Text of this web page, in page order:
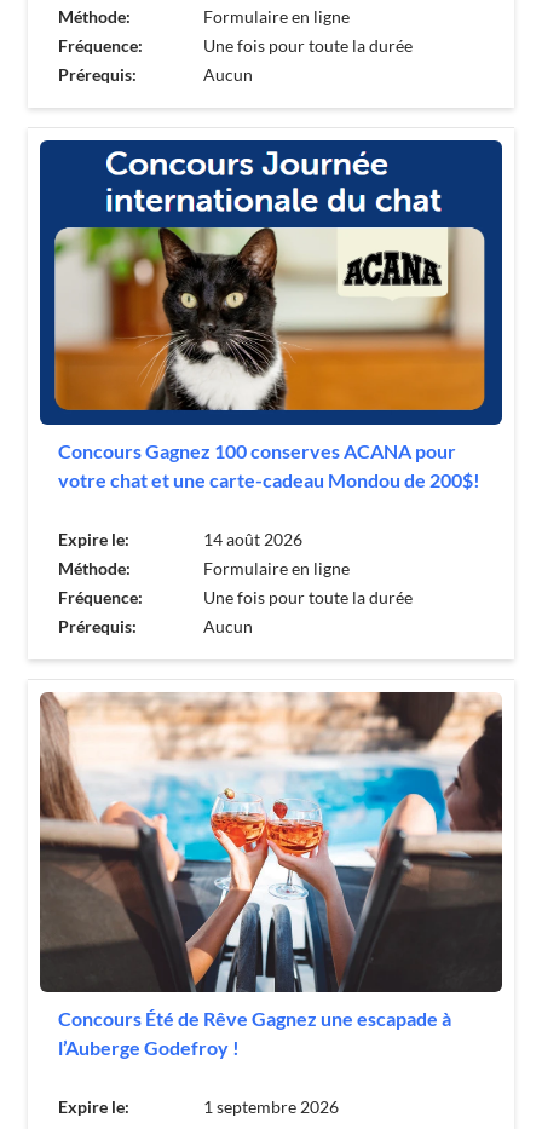
Méthode:
Formulaire en ligne
Fréquence:
Une fois pour toute la durée
Prérequis:
Aucun
Concours Gagnez 100 conserves ACANA pour
votre chat et une carte-cadeau Mondou de 200$!
Expire le:
14 août 2026
Méthode:
Formulaire en ligne
Fréquence:
Une fois pour toute la durée
Prérequis:
Aucun
Concours Été de Rêve Gagnez une escapade à
l’Auberge Godefroy !
Expire le:
1 septembre 2026